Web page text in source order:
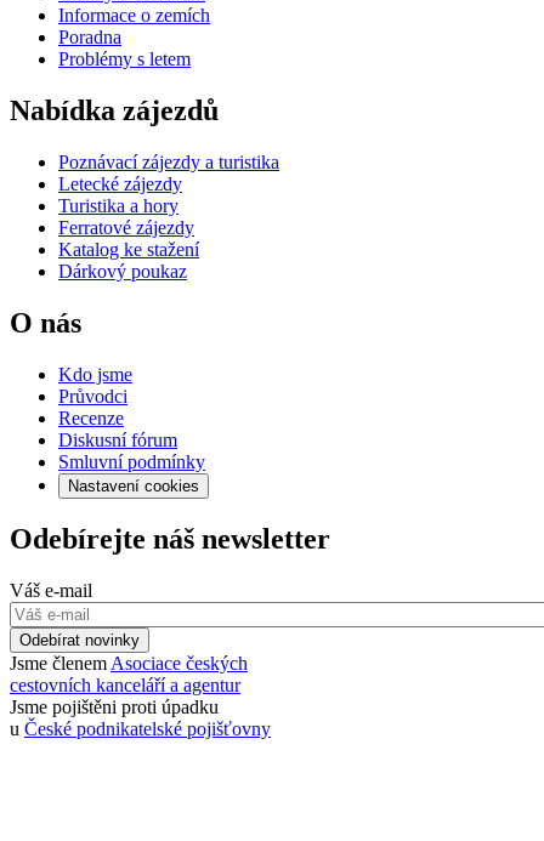
Informace o zemích
Poradna
Problémy s letem
Nabídka zájezdů
Poznávací zájezdy a turistika
Letecké zájezdy
Turistika a hory
Ferratové zájezdy
Katalog ke stažení
Dárkový poukaz
O nás
Kdo jsme
Průvodci
Recenze
Diskusní fórum
Smluvní podmínky
Nastavení cookies
Odebírejte náš newsletter
Váš e-mail
Odebírat novinky
Jsme členem Asociace českých
cestovních kanceláří a agentur
Jsme pojištěni proti úpadku
u České podnikatelské pojišťovny